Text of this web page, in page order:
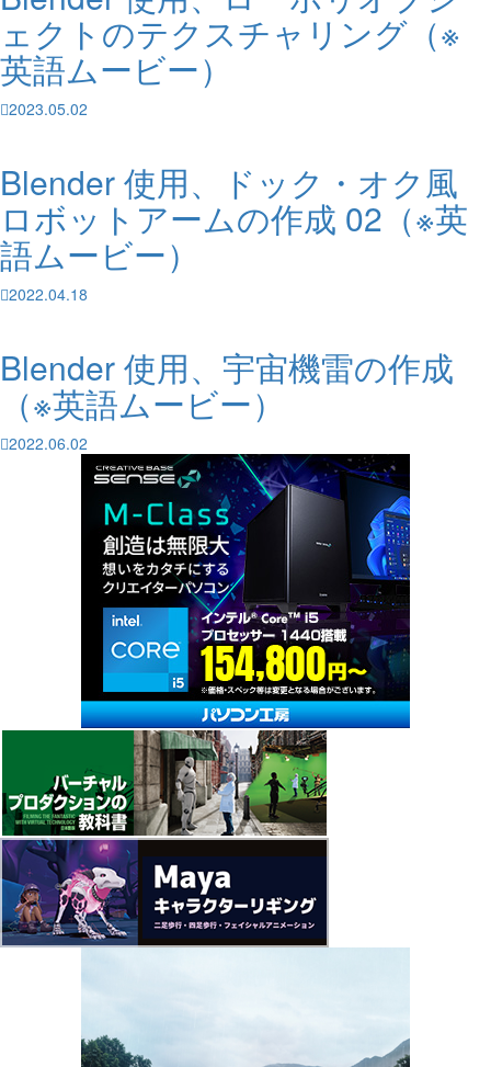
ェクトのテクスチャリング（※
英語ムービー）
2023.05.02
Blender 使用、ドック・オク風
ロボットアームの作成 02（※英
語ムービー）
2022.04.18
Blender 使用、宇宙機雷の作成
（※英語ムービー）
2022.06.02